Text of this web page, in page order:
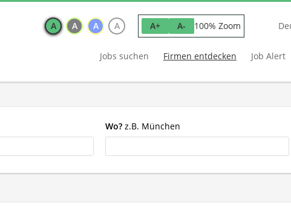
A A A A A+ A- 100% Zoom
Jobs suchen Firmen entdecken Job Alert
Wo? z.B. München